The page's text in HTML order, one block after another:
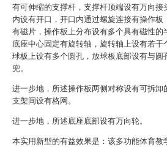
有可伸缩的支撑杆，支撑杆顶端设有万向接
内设有开口，开口内通过螺旋连接有操作板
有磁片，操作板上分布设有多个具有磁性的
底座中心固定有旋转轴，旋转轴上设有若干
球板上设有多个圆孔，放球板底部设有与圆
兜。
进一步地，所述操作板两侧对称设有可拆卸
支架间设有格网。
进一步地，所述底座底部设有万向轮。
本实用新型的有益效果是：该多功能体育教